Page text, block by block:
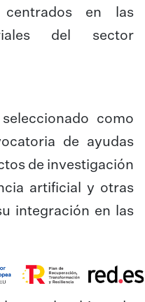
centrados en las
del sector
como
de ayudas
de investigación
artificial y otras
integración en las